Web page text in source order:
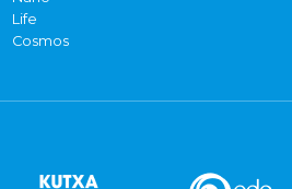
Life
Cosmos